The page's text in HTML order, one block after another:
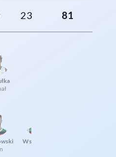
23 81
Wspaniały